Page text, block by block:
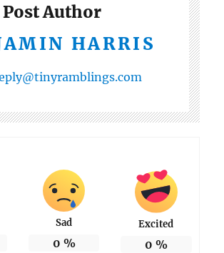
Author
HARRIS
Sad
0 %
Excited
0 %